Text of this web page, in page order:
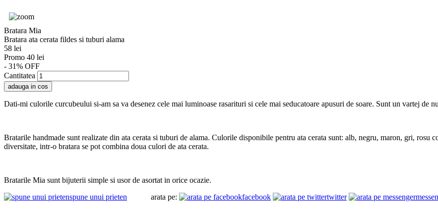
Bratara Mia
Bratara ata cerata fildes si tuburi alama
58 lei
Promo 40 lei
- 31% OFF
Cantitatea
Dati-mi culorile curcubeului si-am sa va desenez cele mai luminoase rasarituri si cele mai seducatoare apusuri de soare. Sunt un vartej de
Bratarile handmade sunt realizate din ata cerata si tuburi de alama. Culorile disponibile pentru ata cerata sunt: alb, negru, maron, gri, rosu
diversitate, intr-o bratara se pot combina doua culori de ata cerata.
Bratarile Mia sunt bijuterii simple si usor de asortat in orice ocazie.
spune unui prieten arata pe: facebook twitter